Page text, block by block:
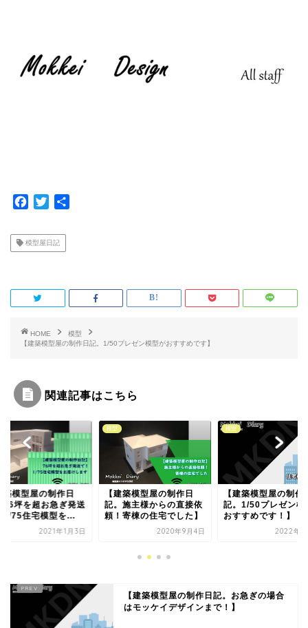
c
e
o
k
i
t
r
模型屋日記
HOME
模型
【建築模型屋の制作日記。1/50プレゼン模型がおすすめです】
関連記事はこちら
築模型屋の制作日
76坪を超お急ぎ発送
1/75住宅模型を...
2021年1月3日
模型
【建築模型屋の制作日
記。施主様からの直接依
頼！寄棟の住宅でした】
2020年9月4日
模型
【建築模型屋の制作
記。1/50プレゼン模
おすすめです！】
2022年7
【建築模型屋の制作日記。お急ぎの場合
はモッケイデザインまで！】